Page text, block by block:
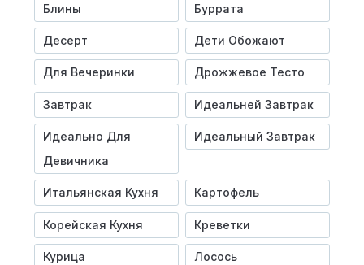
Блины Буррата
Десерт Дети Обожают
Для Вечеринки Дрожжевое Тесто
Завтрак Идеальней Завтрак
Идеально Для
Девичника
Идеальный Завтрак
Итальянская Кухня Картофель
Корейская Кухня Креветки
Курица Лосось